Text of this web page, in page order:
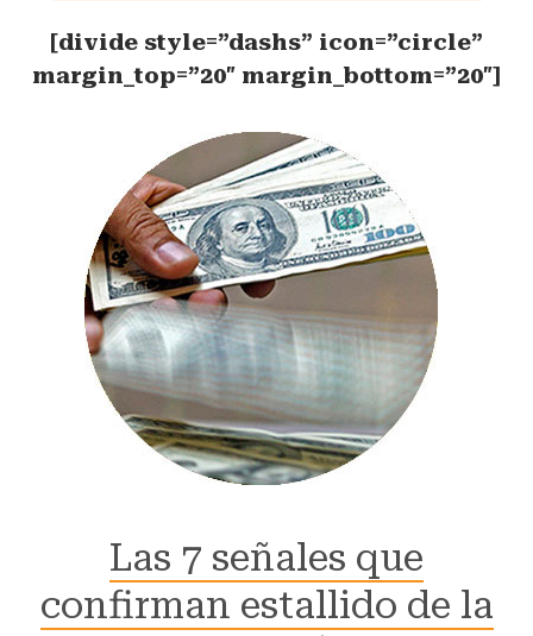
[divide style=”dashs” icon=”circle”
margin_top=”20″ margin_bottom=”20″]
Las 7 señales que
confirman estallido de la